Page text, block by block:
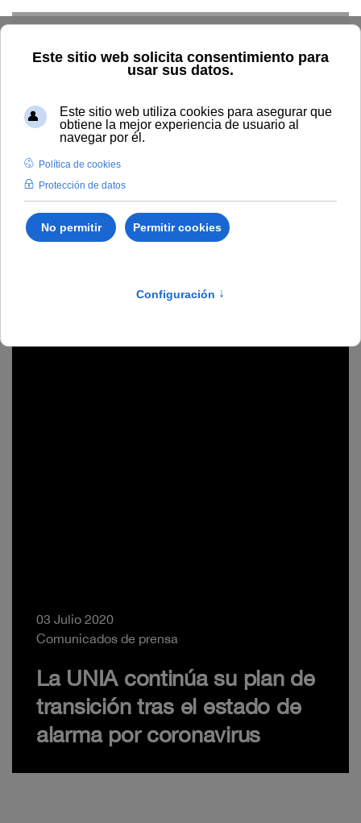
03 Julio 2020
Comunicados de prensa
La UNIA continúa su plan de
transición tras el estado de
alarma por coronavirus